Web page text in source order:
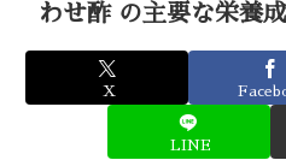
わせ酢 の主要な栄養
X
LINE